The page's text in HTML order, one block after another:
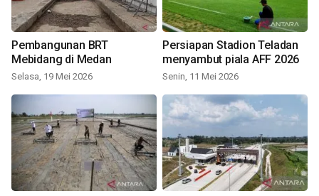
Pembangunan BRT
Mebidang di Medan
Selasa, 19 Mei 2026
Persiapan Stadion Teladan
menyambut piala AFF 2026
Senin, 11 Mei 2026